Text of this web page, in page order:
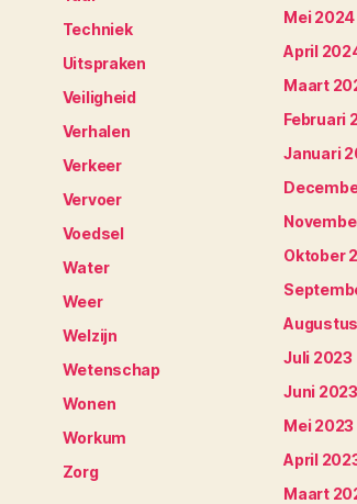
Techniek
Uitspraken
Veiligheid
Verhalen
Verkeer
Vervoer
Voedsel
Water
Weer
Welzijn
Wetenschap
Wonen
Workum
Zorg
Mei 2024
April
Maart
Februari
Januari
Oktober
Juli 2023
Juni 2023
Mei 2023
April
Maart